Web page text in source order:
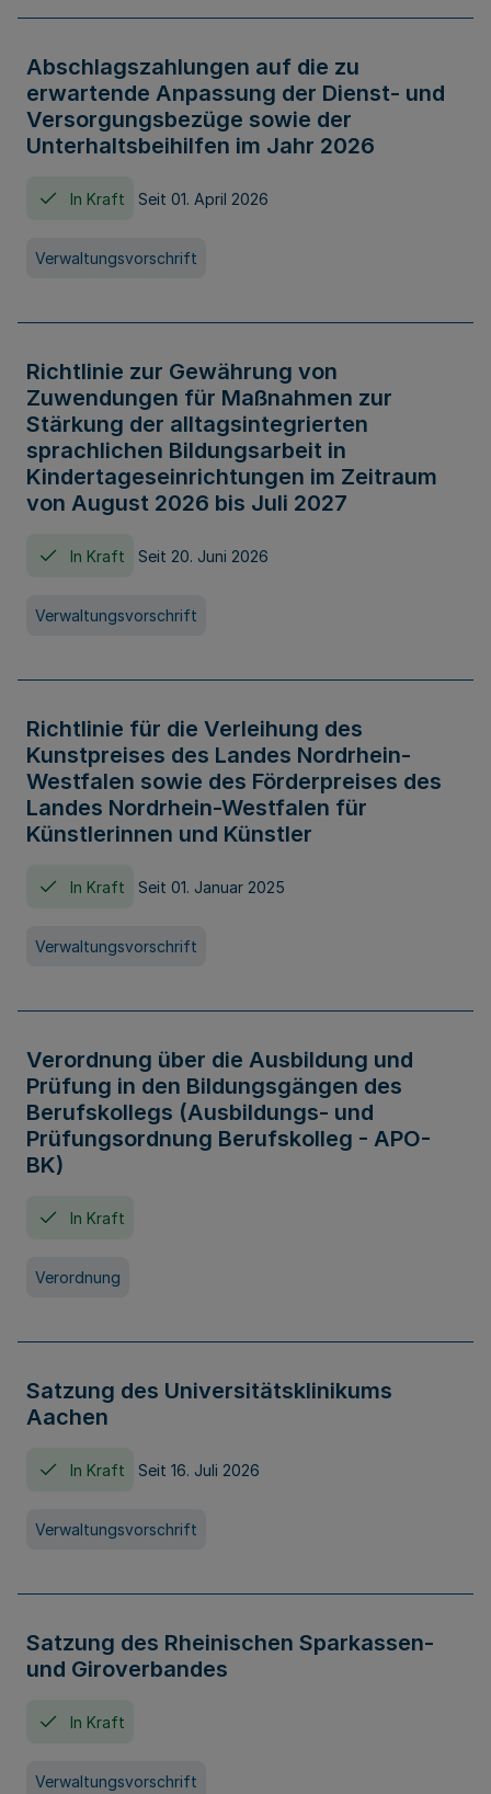
Abschlagszahlungen auf die zu
erwartende Anpassung der Dienst- und
Versorgungsbezüge sowie der
Unterhaltsbeihilfen im Jahr 2026
In Kraft Seit 01. April 2026
Verwaltungsvorschrift
Richtlinie zur Gewährung von
Zuwendungen für Maßnahmen zur
Stärkung der alltagsintegrierten
sprachlichen Bildungsarbeit in
Kindertageseinrichtungen im Zeitraum
von August 2026 bis Juli 2027
In Kraft Seit 20. Juni 2026
Verwaltungsvorschrift
Richtlinie für die Verleihung des
Kunstpreises des Landes Nordrhein-
Westfalen sowie des Förderpreises des
Landes Nordrhein-Westfalen für
Künstlerinnen und Künstler
In Kraft Seit 01. Januar 2025
Verwaltungsvorschrift
Verordnung über die Ausbildung und
Prüfung in den Bildungsgängen des
Berufskollegs (Ausbildungs- und
Prüfungsordnung Berufskolleg - APO-
BK)
In Kraft
Verordnung
Satzung des Universitätsklinikums
Aachen
In Kraft Seit 16. Juli 2026
Verwaltungsvorschrift
Satzung des Rheinischen Sparkassen-
und Giroverbandes
In Kraft
Verwaltungsvorschrift